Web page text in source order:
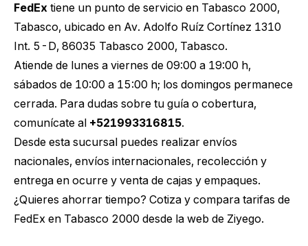
FedEx tiene un punto de servicio en Tabasco 2000,
Tabasco, ubicado en Av. Adolfo Ruíz Cortínez 1310
Int. 5-D, 86035 Tabasco 2000, Tabasco.
Atiende de lunes a viernes de 09:00 a 19:00 h,
sábados de 10:00 a 15:00 h; los domingos permanece
cerrada. Para dudas sobre tu guía o cobertura,
comunícate al +521993316815.
Desde esta sucursal puedes realizar envíos
nacionales, envíos internacionales, recolección y
entrega en ocurre y venta de cajas y empaques.
¿Quieres ahorrar tiempo? Cotiza y compara tarifas de
FedEx en Tabasco 2000 desde la web de Ziyego.